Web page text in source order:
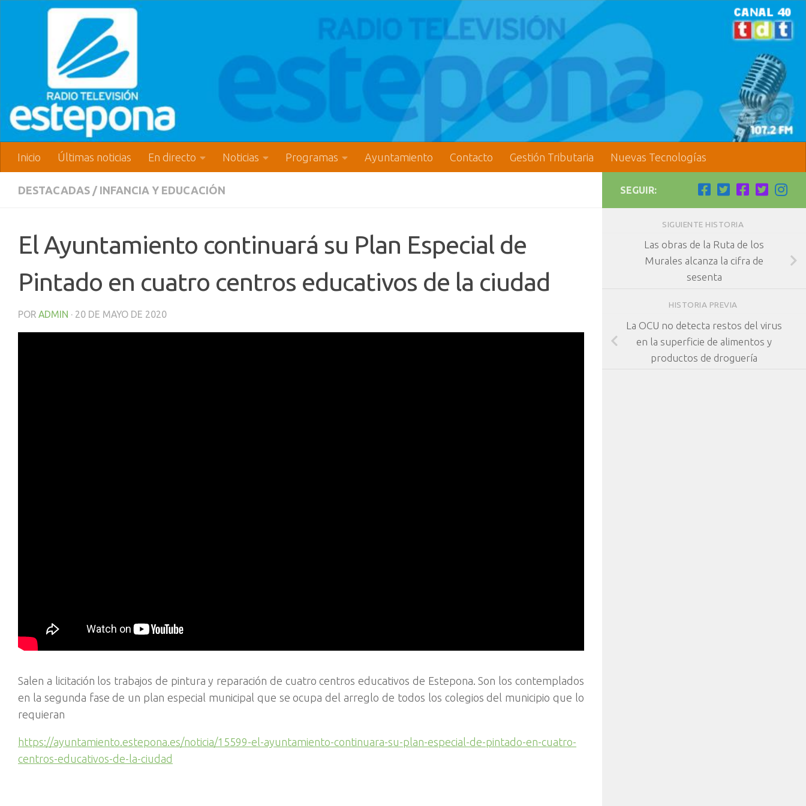
Inicio Últimas noticias En directo Noticias Programas Ayuntamiento Contacto Gestión Tributaria Nuevas Tecnologías
DESTACADAS / INFANCIA Y EDUCACIÓN
El Ayuntamiento continuará su Plan Especial de
Pintado en cuatro centros educativos de la ciudad
POR ADMIN · 20 DE MAYO DE 2020
Salen a licitación los trabajos de pintura y reparación de cuatro centros educativos de Estepona. Son los contemplados
en la segunda fase de un plan especial municipal que se ocupa del arreglo de todos los colegios del municipio que lo
requieran
https://ayuntamiento.estepona.es/noticia/15599-el-ayuntamiento-continuara-su-plan-especial-de-pintado-en-cuatro-
centros-educativos-de-la-ciudad
SEGUIR:
SIGUIENTE HISTORIA
Las obras de la Ruta de los
Murales alcanza la cifra de
sesenta
HISTORIA PREVIA
La OCU no detecta restos del virus
en la superficie de alimentos y
productos de droguería